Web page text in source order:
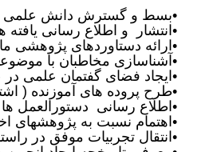
•بسط و گسترش دانش علمی
• انتشار و اطلاع رسانی
• ارائه دستاوردهای
• آشناسازی مخاطبان با
• ایجاد فضای گفتمان علمی
•طرح پروده های آموزنده (
• اطلاع رسانی دستورالعمل
• اهتمام نسبت به پژوهشهای
• انتقال تجربیات موفق در